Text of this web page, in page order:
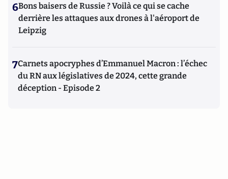
6Bons baisers de Russie ? Voilà ce qui se cache
derrière les attaques aux drones à l'aéroport de
Leipzig
7Carnets apocryphes d’Emmanuel Macron : l’échec
du RN aux législatives de 2024, cette grande
déception - Episode 2